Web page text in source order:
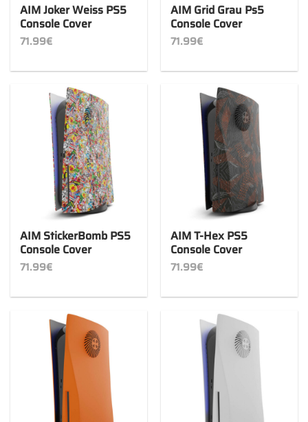
AIM Joker Weiss PS5
Console Cover
71.99€
AIM Grid Grau Ps5
Console Cover
71.99€
AIM StickerBomb PS5
Console Cover
71.99€
AIM T-Hex PS5
Console Cover
71.99€